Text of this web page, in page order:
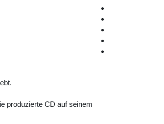
produzierte CD auf seinem